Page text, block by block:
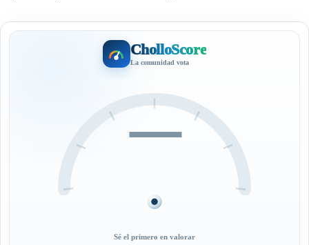
CholloScore
La comunidad vota
—
Sé el primero en valorar